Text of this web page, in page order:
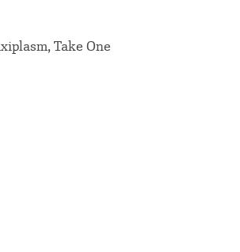
Take One